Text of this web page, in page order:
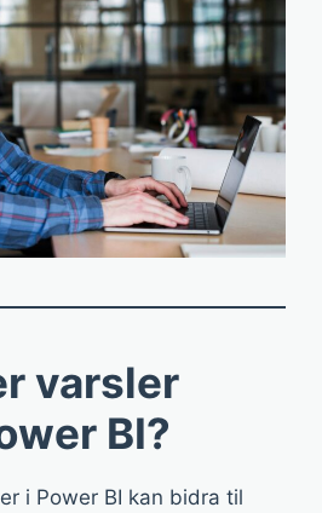
varsler
BI?
i Power BI kan bidra til